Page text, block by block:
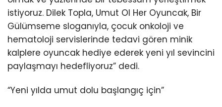
istiyoruz. Dilek Topla, Umut Ol Her Oyuncak, Bir
Gülümseme sloganıyla, çocuk onkoloji ve
hematoloji servislerinde tedavi gören minik
kalplere oyuncak hediye ederek yeni yıl sevincini
paylaşmayı hedefliyoruz” dedi.
“Yeni yılda umut dolu başlangıç için”